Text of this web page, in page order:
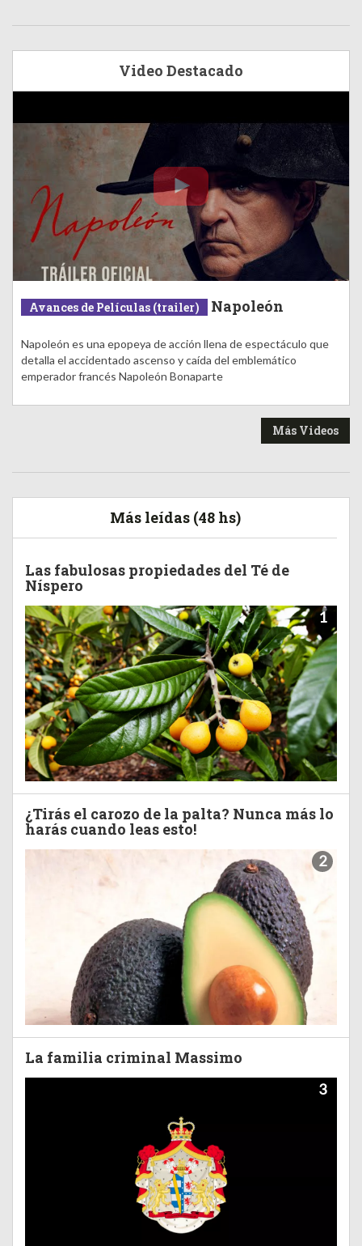
Video Destacado
Avances de Películas (trailer) Napoleón
Napoleón es una epopeya de acción llena de espectáculo que
detalla el accidentado ascenso y caída del emblemático
emperador francés Napoleón Bonaparte
Más Videos
Más leídas (48 hs)
Las fabulosas propiedades del Té de
Níspero
1
¿Tirás el carozo de la palta? Nunca más lo
harás cuando leas esto!
2
La familia criminal Massimo
3